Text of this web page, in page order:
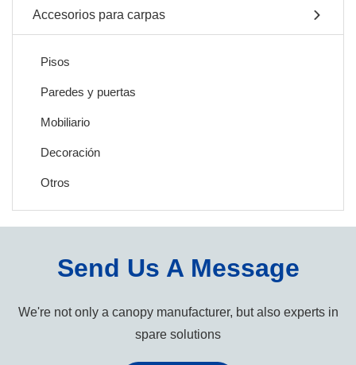
Accesorios para carpas
Pisos
Paredes y puertas
Mobiliario
Decoración
Otros
Send Us A Message
We're not only a canopy manufacturer, but also experts in
spare solutions